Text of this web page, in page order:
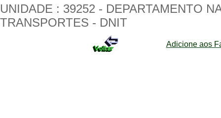
UNIDADE : 39252 - DEPARTAMENTO
TRANSPORTES - DNIT
Adicione aos